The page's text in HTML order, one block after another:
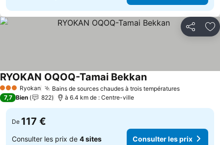
Partager
3 ÉtoilesRyokan Bains de sources chaudes à trois températuresConsulter
RYOKAN OQOQ-Tamai BekkanConsulter les prix
7,7 Bien 822 à 6.4 km de : Centre-ville
De 117 €
Consulter les prix de 4 sites Consulter les prix